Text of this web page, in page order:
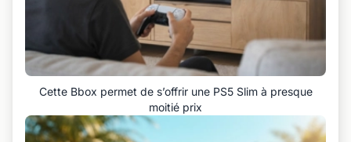
Cette Bbox permet de s’offrir une PS5 Slim à presque
moitié prix